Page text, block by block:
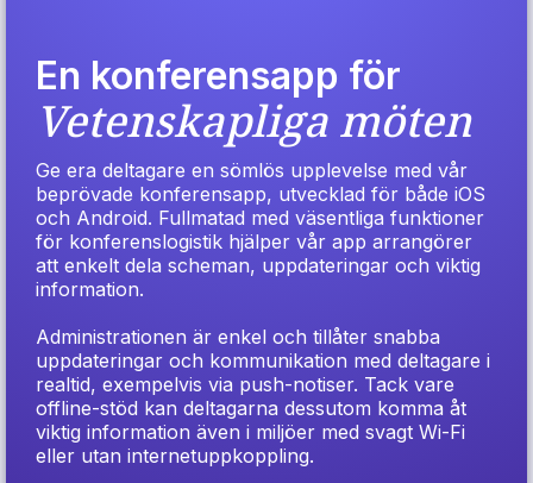
En konferensapp för
Vetenskapliga möten
Ge era deltagare en sömlös upplevelse med vår
beprövade konferensapp, utvecklad för både iOS
och Android. Fullmatad med väsentliga funktioner
för konferenslogistik hjälper vår app arrangörer
att enkelt dela scheman, uppdateringar och viktig
information.
Administrationen är enkel och tillåter snabba
uppdateringar och kommunikation med deltagare i
realtid, exempelvis via push-notiser. Tack vare
offline-stöd kan deltagarna dessutom komma åt
viktig information även i miljöer med svagt Wi-Fi
eller utan internetuppkoppling.